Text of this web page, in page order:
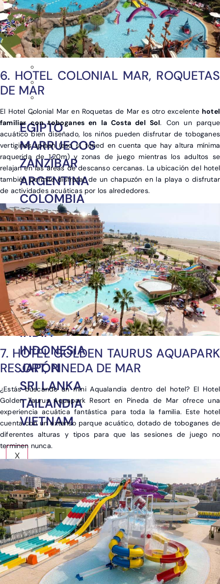
EGIPTO
MARRUECOS
ZANZÍBAR
ARGENTINA
COLOMBIA
LAS BAHAMAS
MÉXICO
PERÚ
REPÚBLICA
DOMINICANA
CHINA
EMIRATOS ÁRABES
INDIA
INDONESIA
JAPÓN
SRI LANKA
TAILANDIA
VIETNAM
X
6. HOTEL COLONIAL MAR, ROQUETAS
DE MAR
El Hotel Colonial Mar en Roquetas de Mar es otro excelente hotel
familiar con toboganes en la Costa del Sol. Con un parque
acuático bien diseñado, los niños pueden disfrutar de toboganes
vertiginos splash (eso sí, tened en cuenta que hay altura mínima
raquerida de 1,20m) y zonas de juego mientras los adultos se
relajan en las áreas de descanso cercanas. La ubicación del hotel
también permite disfrutar de un chapuzón en la playa o disfrutar
de actividades acuáticas por los alrededores.
7. HOTEL GOLDEN TAURUS AQUAPARK
RESORT, PINEDA DE MAR
¿Estás buscando un mini Aqualandia dentro del hotel? El Hotel
Golden Taurus Aquapark Resort en Pineda de Mar ofrece una
experiencia acuática fantástica para toda la familia. Este hotel
cuenta con un extenso parque acuático, dotado de toboganes de
diferentes alturas y tipos para que las sesiones de juego no
terminen nunca.